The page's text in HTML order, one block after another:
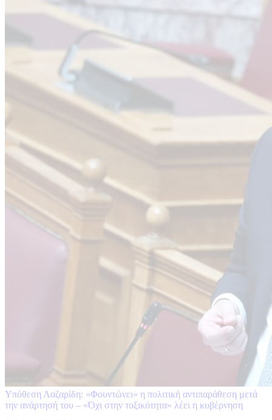
Υπόθεση Λαζαρίδη: «Φουντώνει» η πολιτική αντιπαράθεση μετά
την ανάρτησή του – «Όχι στην τοξικότητα» λέει η κυβέρνηση